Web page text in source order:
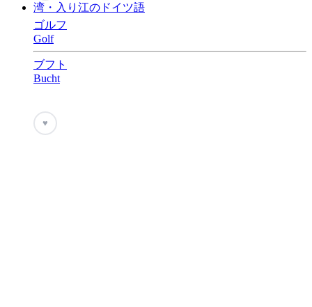
湾・入り江のドイツ語
ゴルフ
Golf
ブフト
Bucht
♥